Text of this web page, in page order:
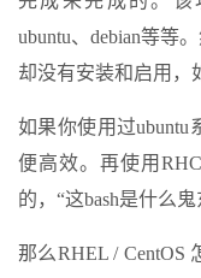
ubuntu、debian等等
却没有安装和启用，
如果你使用过ubuntu
便高效。再使用
的，“这bash是什么
那么RHEL / CentOS